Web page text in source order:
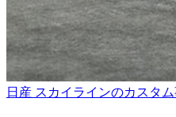
日産 スカイラインのカスタ